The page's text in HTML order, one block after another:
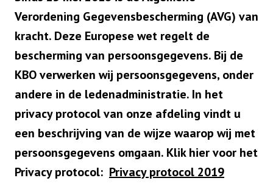
Verordening Gegevensbescherming (AVG) van
kracht. Deze Europese wet regelt de
bescherming van persoonsgegevens. Bij de
KBO verwerken wij persoonsgegevens, onder
andere in de ledenadministratie. In het
privacy protocol van onze afdeling vindt u
een beschrijving van de wijze waarop wij met
persoonsgegevens omgaan. Klik hier voor het
Privacy protocol: Privacy protocol 2019